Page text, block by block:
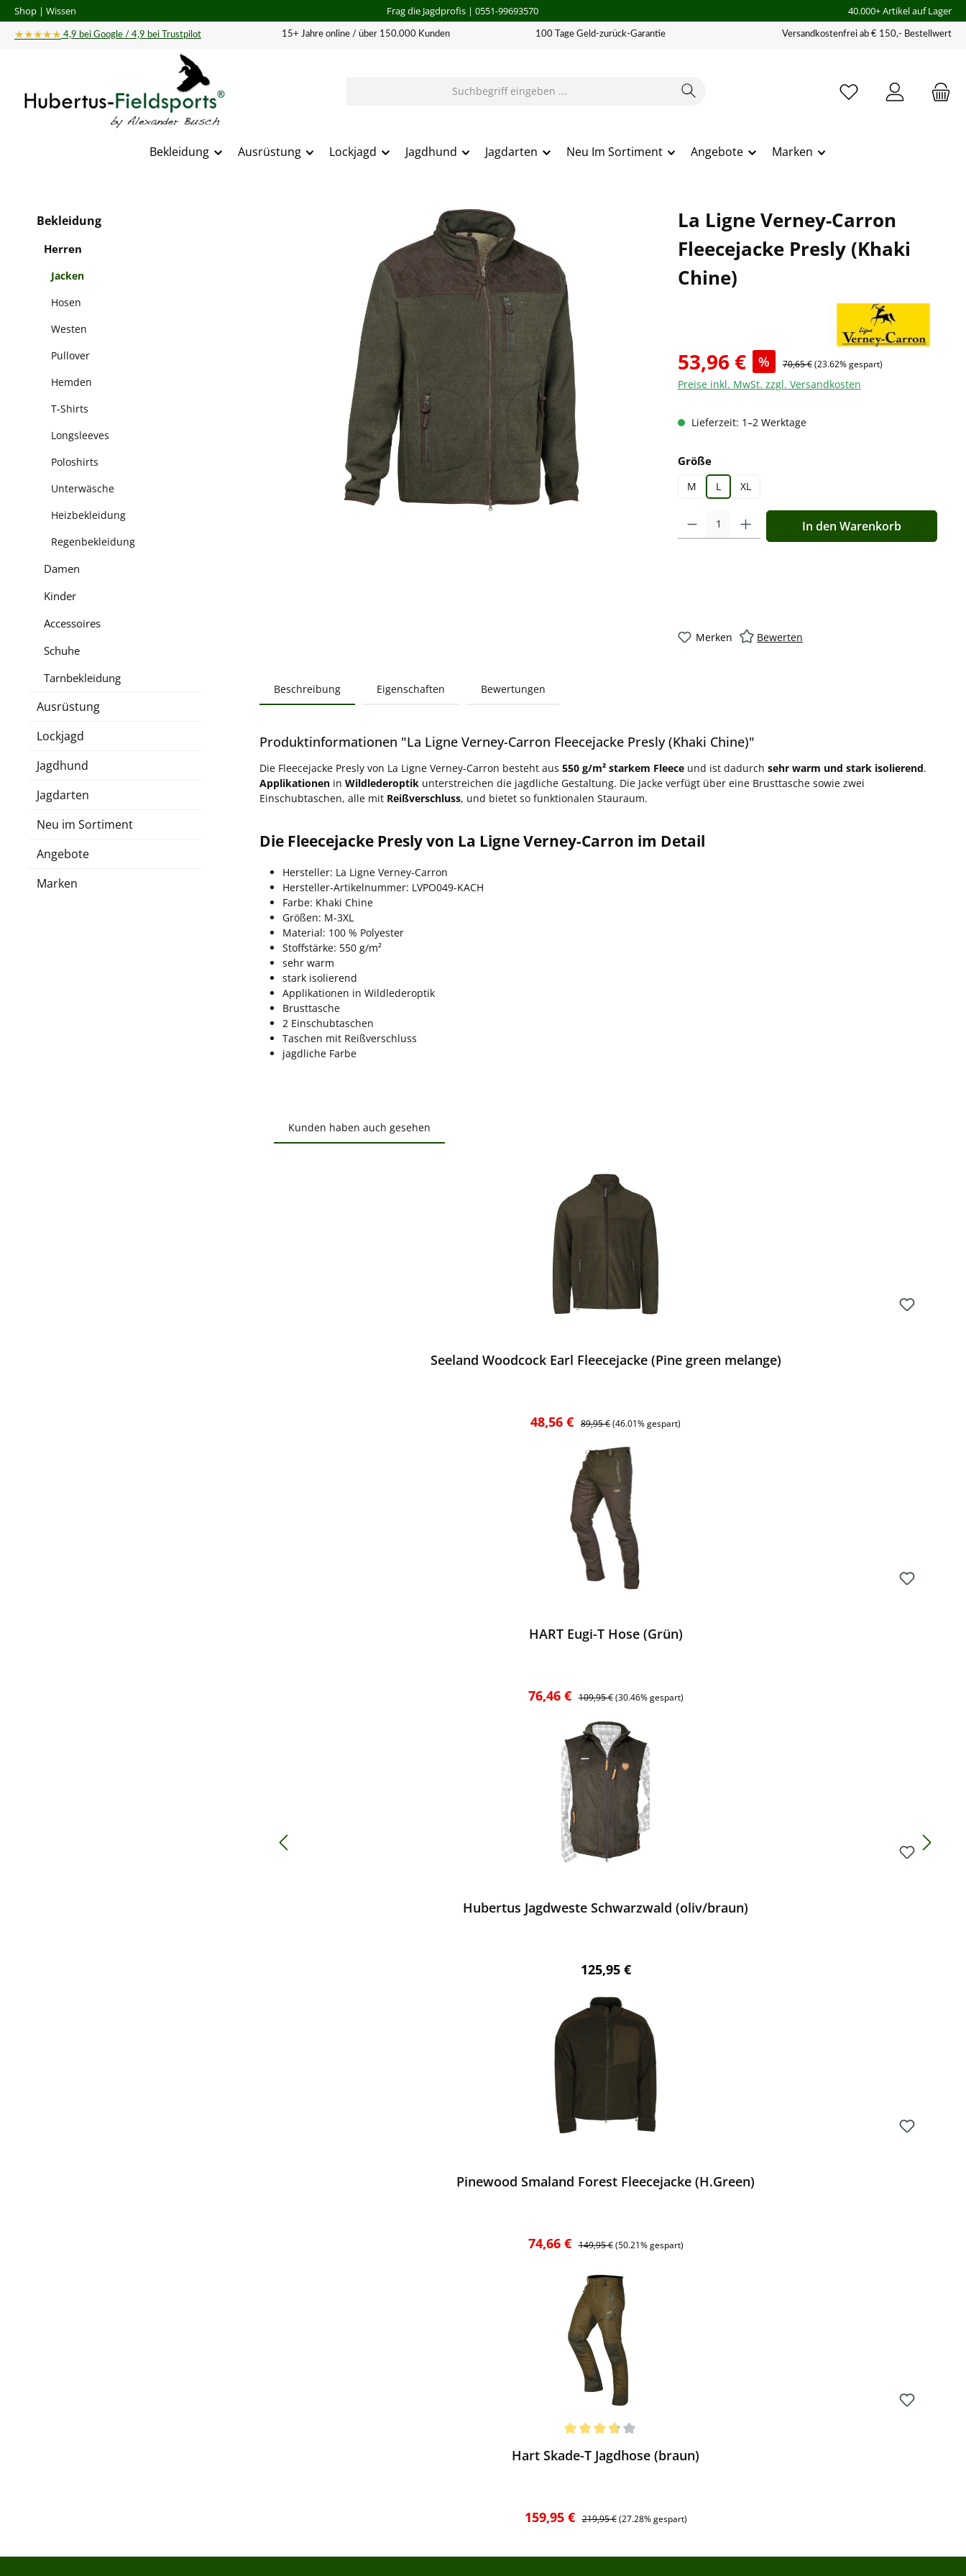
Hauptinhalt springen
Zur Suche springen
Zur Hauptnavigation springen
Shop | Wissen Frag die Jagdprofis| 0551-99693570 40.000+ Artikel auf Lager
★★★★★ 4,9 bei Google / 4,9 bei Trustpilot 15+ Jahre online / über 150.000 Kunden 100 Tage Geld-zurück-Garantie Versandkostenfrei ab € 150,- Bestellwert
Bekleidung Ausrüstung Lockjagd Jagdhund Jagdarten Neu Im Sortiment Angebote Marken
Bekleidung
Herren
Jacken
Hosen
Westen
Pullover
Hemden
T-Shirts
Longsleeves
Poloshirts
Unterwäsche
Heizbekleidung
Regenbekleidung
Damen
Kinder
Accessoires
Schuhe
Tarnbekleidung
Ausrüstung
Lockjagd
Jagdhund
Jagdarten
Neu im Sortiment
Angebote
Marken
La Ligne Verney-Carron
Fleecejacke Presly (Khaki
Chine)
53,96 € % 70,65 €(23.62% gespart)
Preise inkl. MwSt. zzgl. Versandkosten
Lieferzeit: 1–2 Werktage
Größeauswählen
M L XL
Produkt Anzahl: Gib den gewünschten Wert ein oder
In den Warenkorb
Merken Bewerten
Beschreibung Eigenschaften Bewertungen
Produktinformationen "La Ligne Verney-Carron Fleecejacke Presly (Khaki Chine)"
Die Fleecejacke Presly von La Ligne Verney-Carron besteht aus 550 g/m² starkem Fleece und ist dadurch sehr warm und stark isolierend.
Applikationen in Wildlederoptik unterstreichen die jagdliche Gestaltung. Die Jacke verfügt über eine Brusttasche sowie zwei
Einschubtaschen, alle mit Reißverschluss, und bietet so funktionalen Stauraum.
Die Fleecejacke Presly von La Ligne Verney-Carron im Detail
Hersteller: La Ligne Verney-Carron
Hersteller-Artikelnummer: LVPO049-KACH
Farbe: Khaki Chine
Größen: M-3XL
Material: 100 % Polyester
Stoffstärke: 550 g/m²
sehr warm
stark isolierend
Applikationen in Wildlederoptik
Brusttasche
2 Einschubtaschen
Taschen mit Reißverschluss
jagdliche Farbe
Kunden haben auch gesehen
Seeland Woodcock Earl Fleecejacke (Pine green melange)
Verkaufspreis:
48,56 € Regulärer Preis:
89,95 €(46.01% gespart)
HART Eugi-T Hose (Grün)
Verkaufspreis:
76,46 € Regulärer Preis:
109,95 € (30.46% gespart)
Hubertus Jagdweste Schwarzwald (oliv/braun)
Regulärer Preis:
125,95 €
Pinewood Smaland Forest Fleecejacke (H.Green)
Verkaufspreis:
74,66 € Regulärer Preis:
149,95 € (50.21% gespart)
Hart Skade-T Jagdhose (braun)
Verkaufspreis:
159,95 € Regulärer Preis:
219,95 € (27.28% gespart)